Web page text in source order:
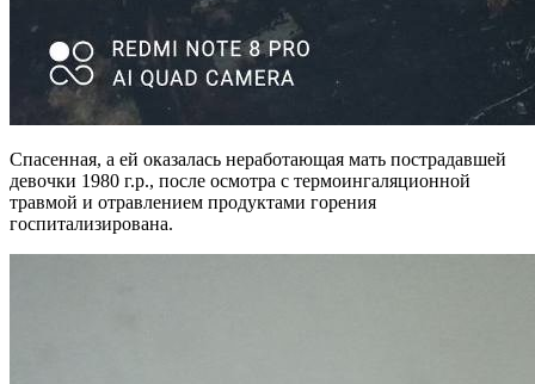
Спасенная, а ей оказалась неработающая мать пострадавшей
девочки 1980 г.р., после осмотра с термоингаляционной
травмой и отравлением продуктами горения
госпитализирована.